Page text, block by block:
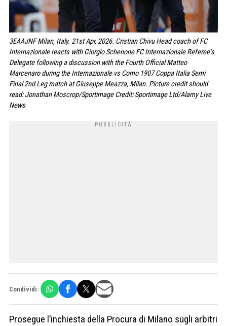
3EAAJNF Milan, Italy. 21st Apr, 2026. Cristian Chivu Head coach of FC
Internazionale reacts with Giorgio Schenone FC Internazionale Referee's
Delegate following a discussion with the Fourth Official Matteo
Marcenaro during the Internazionale vs Como 1907 Coppa Italia Semi
Final 2nd Leg match at Giuseppe Meazza, Milan. Picture credit should
read: Jonathan Moscrop/Sportimage Credit: Sportimage Ltd/Alamy Live
News
Condividi:
Prosegue l’inchiesta della Procura di Milano sugli arbitri